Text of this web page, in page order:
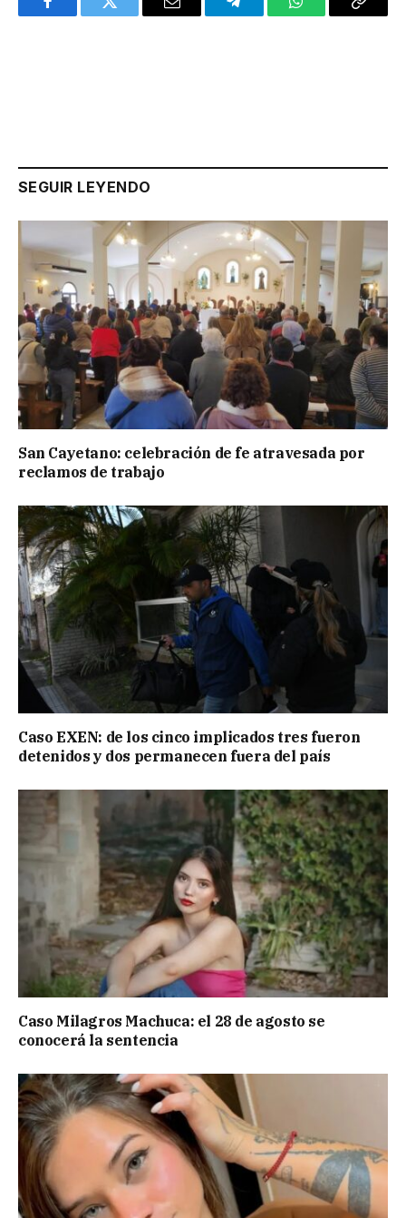
FacebookTwitter Email TelegramWhatsAppCopy
SEGUIR LEYENDO
San Cayetano: celebración de fe atravesada por
reclamos de trabajo
Caso EXEN: de los cinco implicados tres fueron
detenidos y dos permanecen fuera del país
Caso Milagros Machuca: el 28 de agosto se
conocerá la sentencia